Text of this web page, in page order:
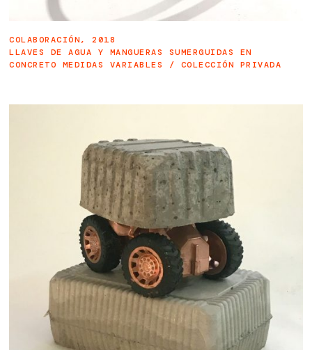
COLABORACIÓN, 2018
LLAVES DE AGUA Y MANGUERAS SUMERGUIDAS EN
CONCRETO MEDIDAS VARIABLES / COLECCIÓN PRIVADA